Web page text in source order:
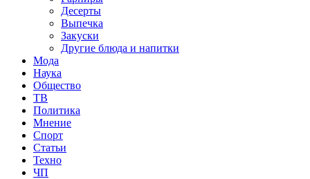
Десерты
Выпечка
Закуски
Другие блюда и напитки
Мода
Наука
Общество
ТВ
Политика
Мнение
Спорт
Статьи
Техно
ЧП